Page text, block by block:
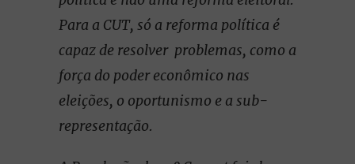
Para a CUT, só a reforma política é
capaz de resolver problemas, como a
força do poder econômico nas
eleições, o oportunismo e a sub-
representação.